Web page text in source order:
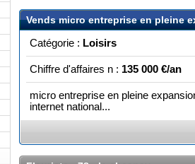
Vends micro entreprise en pleine
Catégorie : Loisirs
Chiffre d'affaires n : 135 000 €/an
micro entreprise en pleine
internet national...